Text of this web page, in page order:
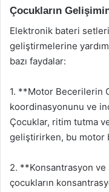
Çocukların
Elektronik bateri
geliştirmelerine
bazı faydalar:
1. **Motor Becerilerin
koordinasyonunu ve
Çocuklar, ritim tutma
geliştirirken, bu motor
2. **Konsantrasyon
çocukların